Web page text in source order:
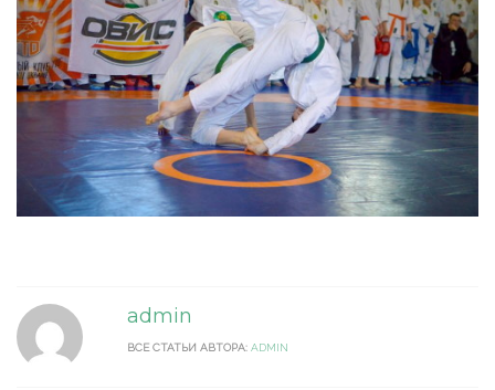
admin
ВСЕ СТАТЬИ АВТОРА: ADMIN